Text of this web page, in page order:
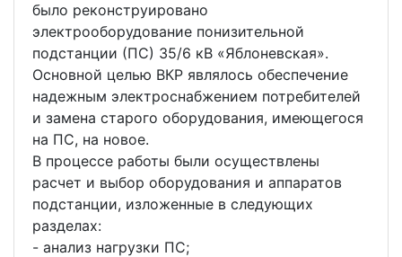
было реконструировано
электрооборудование понизительной
подстанции (ПС) 35/6 кВ «Яблоневская».
Основной целью ВКР являлось обеспечение
надежным электроснабжением потребителей
и замена старого оборудования, имеющегося
на ПС, на новое.
В процессе работы были осуществлены
расчет и выбор оборудования и аппаратов
подстанции, изложенные в следующих
разделах:
- анализ нагрузки ПС;